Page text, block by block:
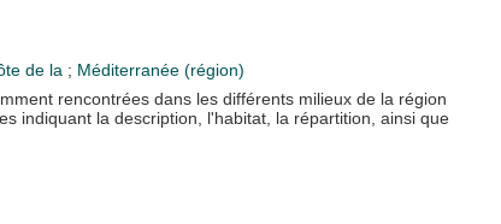
de la ; Méditerranée (région)
rencontrées dans les différents milieux de la région
indiquant la description, l'habitat, la répartition, ainsi que